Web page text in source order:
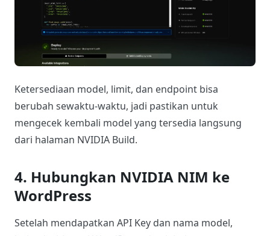
Ketersediaan model, limit, dan endpoint bisa
berubah sewaktu-waktu, jadi pastikan untuk
mengecek kembali model yang tersedia langsung
dari halaman NVIDIA Build.
4. Hubungkan NVIDIA NIM ke
WordPress
Setelah mendapatkan API Key dan nama model,